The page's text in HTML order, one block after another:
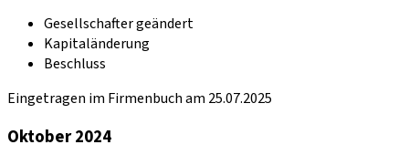
Gesellschafter geändert
Kapitaländerung
Beschluss
Eingetragen im Firmenbuch am 25.07.2025
Oktober 2024